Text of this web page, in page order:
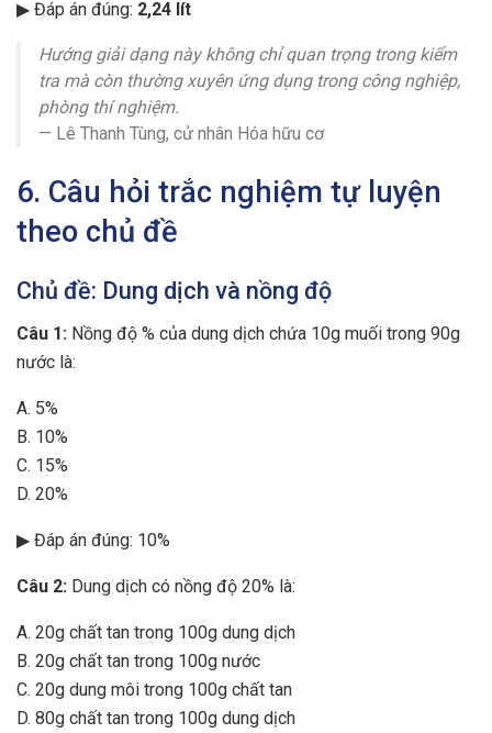
▶ Đáp án đúng: 2,24 lít
Hướng giải dạng này không chỉ quan trọng trong kiểm
tra mà còn thường xuyên ứng dụng trong công nghiệp,
phòng thí nghiệm.
— Lê Thanh Tùng, cử nhân Hóa hữu cơ
6. Câu hỏi trắc nghiệm tự luyện
theo chủ đề
Chủ đề: Dung dịch và nồng độ
Câu 1: Nồng độ % của dung dịch chứa 10g muối trong 90g
nước là:
A. 5%
B. 10%
C. 15%
D. 20%
▶ Đáp án đúng: 10%
Câu 2: Dung dịch có nồng độ 20% là:
A. 20g chất tan trong 100g dung dịch
B. 20g chất tan trong 100g nước
C. 20g dung môi trong 100g chất tan
D. 80g chất tan trong 100g dung dịch